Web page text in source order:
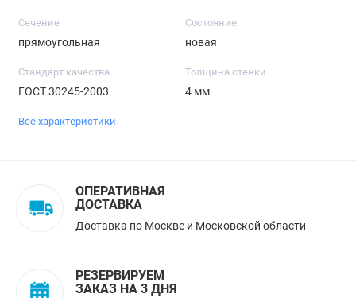
Сечение
прямоугольная
Состояние
новая
Стандарт качества
ГОСТ 30245-2003
Толщина стенки
4 мм
Все характеристики
ОПЕРАТИВНАЯ
ДОСТАВКА
Доставка по Москве и Московской области
РЕЗЕРВИРУЕМ
ЗАКАЗ НА 3 ДНЯ